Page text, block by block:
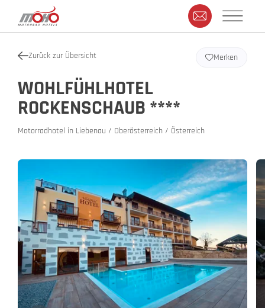
Zurück zur Übersicht
WOHLFÜHLHOTEL
ROCKENSCHAUB ****
Motorradhotel in Liebenau / Oberösterreich / Österreich
Merken